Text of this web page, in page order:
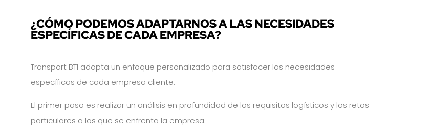
¿CÓMO PODEMOS ADAPTARNOS A LAS NECESIDADES
ESPECÍFICAS DE CADA EMPRESA?
Transport BTI adopta un enfoque personalizado para satisfacer las necesidades
específicas de cada empresa cliente.
El primer paso es realizar un análisis en profundidad de los requisitos logísticos y los retos
particulares a los que se enfrenta la empresa.